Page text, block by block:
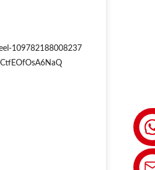
109782188008237